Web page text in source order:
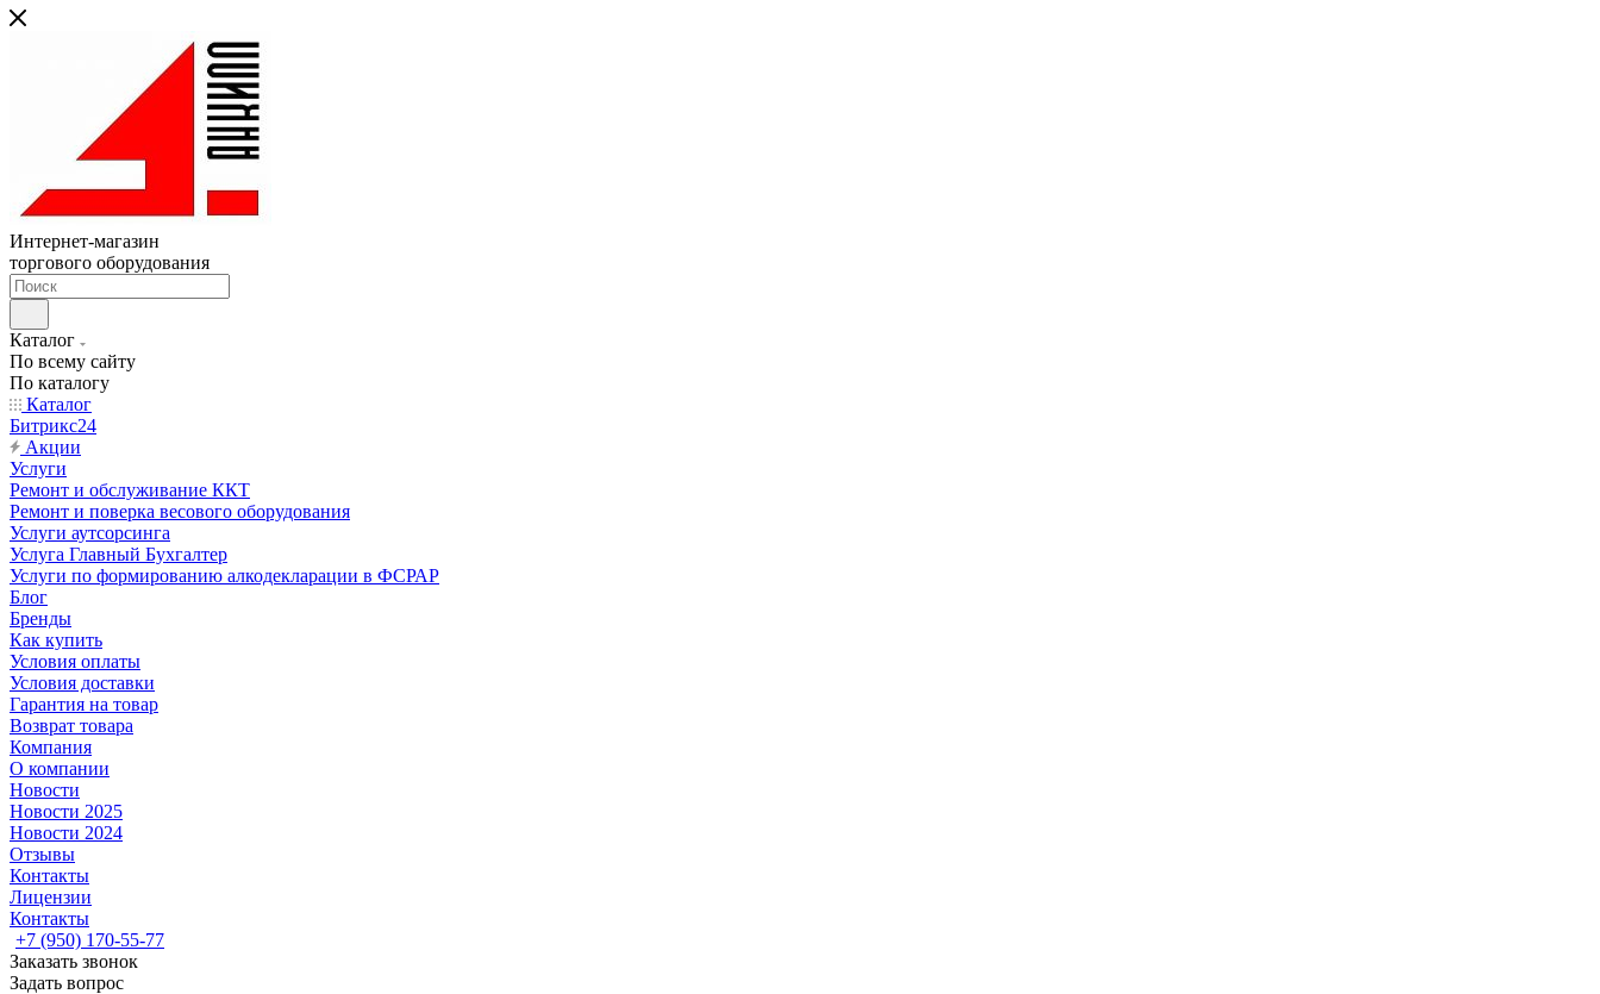
Интернет-магазин
торгового оборудования
Каталог
По всему сайту
По каталогу
Каталог
Битрикс24
Акции
Услуги
Ремонт и обслуживание ККТ
Ремонт и поверка весового оборудования
Услуги аутсорсинга
Услуга Главный Бухгалтер
Услуги по формированию алкодекларации в ФСРАР
Блог
Бренды
Как купить
Условия оплаты
Условия доставки
Гарантия на товар
Возврат товара
Компания
О компании
Новости
Новости 2025
Новости 2024
Отзывы
Контакты
Лицензии
Контакты
+7 (950) 170-55-77
Заказать звонок
Задать вопрос